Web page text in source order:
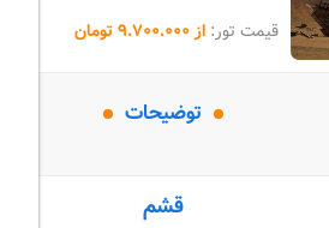
قیمت تور:از 9.700.000 تومان
توضیحات
قشم